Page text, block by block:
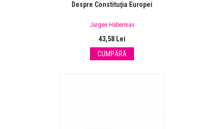
Despre Constituţia Europei
Jürgen Habermas
43,58 Lei
CUMPĂRĂ